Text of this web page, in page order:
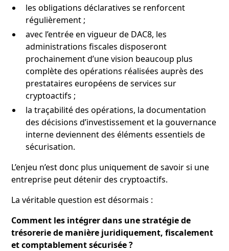
les obligations déclaratives se renforcent
régulièrement ;
avec l’entrée en vigueur de DAC8, les
administrations fiscales disposeront
prochainement d’une vision beaucoup plus
complète des opérations réalisées auprès des
prestataires européens de services sur
cryptoactifs ;
la traçabilité des opérations, la documentation
des décisions d’investissement et la gouvernance
interne deviennent des éléments essentiels de
sécurisation.
L’enjeu n’est donc plus uniquement de savoir si une
entreprise peut détenir des cryptoactifs.
La véritable question est désormais :
Comment les intégrer dans une stratégie de
trésorerie de manière juridiquement, fiscalement
et comptablement sécurisée ?